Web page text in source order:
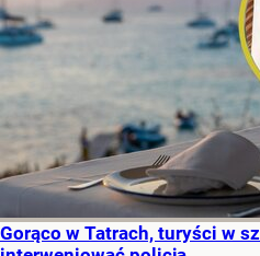
Gorąco w Tatrach, turyści w